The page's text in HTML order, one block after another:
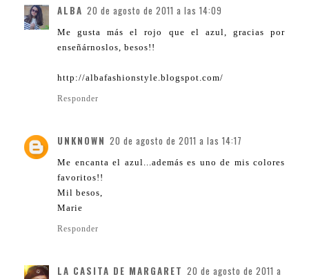
ALBA 20 de agosto de 2011 a las 14:09
Me gusta más el rojo que el azul, gracias por
enseñárnoslos, besos!!
http://albafashionstyle.blogspot.com/
Responder
UNKNOWN 20 de agosto de 2011 a las 14:17
Me encanta el azul...además es uno de mis colores
favoritos!!
Mil besos,
Marie
Responder
LA CASITA DE MARGARET 20 de agosto de 2011 a